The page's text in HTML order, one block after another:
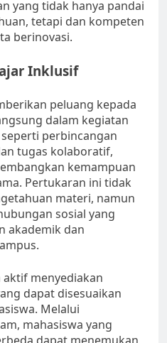
yang tidak hanya pandai
tetapi dan kompeten
berinovasi.
Inklusif
peluang kepada
dalam kegiatan
perbincangan
tugas kolaboratif,
kemampuan
Pertukaran ini tidak
materi, namun
sosial yang
akademik dan
menyediakan
dapat disesuaikan
Melalui
mahasiswa yang